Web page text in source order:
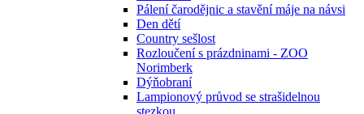
Pálení čarodějnic a stavění máje na návsi
Den dětí
Country sešlost
Rozloučení s prázdninami - ZOO
Norimberk
Dýňobraní
Lampionový průvod se strašidelnou
stezkou